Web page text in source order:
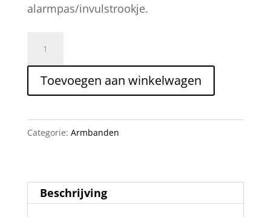
alarmpas/invulstrookje.
armband
breed
RVS
Toevoegen aan winkelwagen
Categorie: Armbanden
Beschrijving